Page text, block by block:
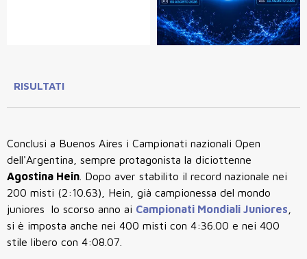
RISULTATI
Conclusi a Buenos Aires i Campionati nazionali Open
dell'Argentina, sempre protagonista la diciottenne
Agostina Hein . Dopo aver stabilito il record nazionale nei
200 misti (2:10.63), Hein, già campionessa del mondo
juniores lo scorso anno ai Campionati Mondiali Juniores
si è imposta anche nei 400 misti con 4:36.00 e nei 400
stile libero con 4:08.07.